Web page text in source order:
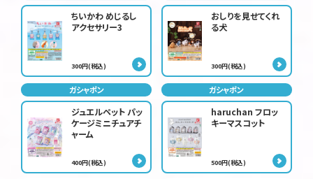
ちいかわ めじるし
アクセサリー3
300円(税込)
おしりを見せてくれ
る犬
300円(税込)
ガシャポン
ジュエルペット パッ
ケージミニチュアチ
ャーム
400円(税込)
ガシャポン
haruchan フロッ
キーマスコット
500円(税込)